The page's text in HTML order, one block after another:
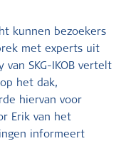
kunnen bezoekers
met experts uit
SKG-IKOB vertelt
het dak,
hiervan voor
Erik van het
informeert